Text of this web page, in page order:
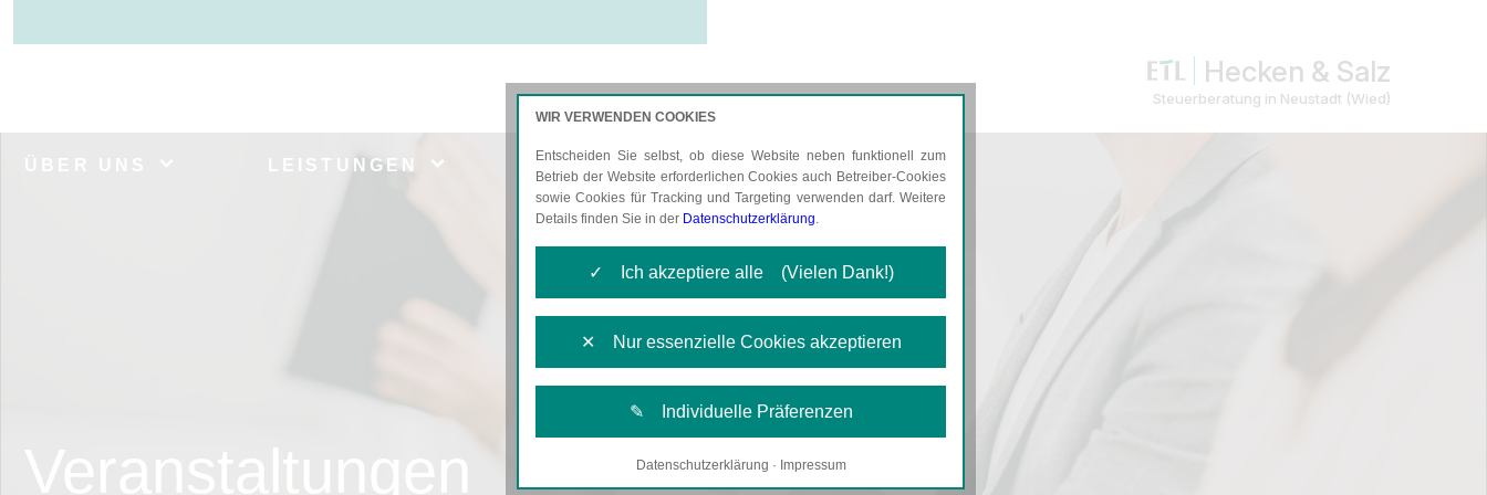
Hecken & Salz
Steuerberatung in Neustadt (Wied)
LEISTUNGEN AKTUELLES KARRIERE
WIR VERWENDEN COOKIES
Entscheiden Sie selbst, ob diese Website neben funktionell zum
Betrieb der Website erforderlichen Cookies auch Betreiber-Cookies
sowie Cookies für Tracking und Targeting verwenden darf. Weitere
Details finden Sie in der Datenschutzerklärung.
✓ Ich akzeptiere alle (Vielen Dank!)
✕ Nur essenzielle Cookies akzeptieren
✎ Individuelle Präferenzen
Notwendige Cookies
Datenschutzerklärung · Impressum